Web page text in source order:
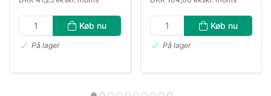
Køb nu
På lager
Køb nu
På lager